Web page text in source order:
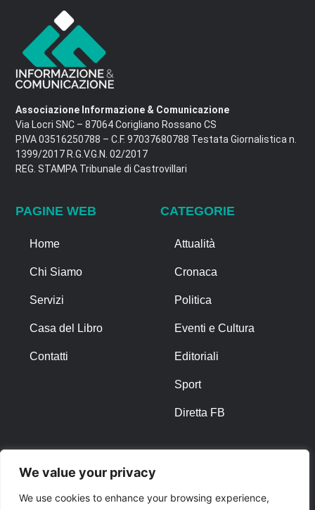
We value your privacy
We use cookies to enhance your browsing experience,
Associazione Informazione & Comunicazione
Via Locri SNC – 87064 Corigliano Rossano CS
P.IVA 03516250788 – C.F. 97037680788 Testata Giornalistica n.
1399/2017 R.G.V.G.N. 02/2017
REG. STAMPA Tribunale di Castrovillari
PAGINE WEB
Home
Chi Siamo
Servizi
Casa del Libro
Contatti
CATEGORIE
Attualità
Cronaca
Politica
Eventi e Cultura
Editoriali
Sport
Diretta FB